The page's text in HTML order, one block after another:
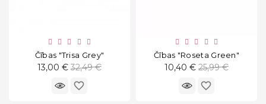
Čības "Trisa Grey"
13,00 € Standarta
32,49 €
favorite_border
Čības "Roseta Green"
10,40 € Standarta
25,99 €
favorite_border